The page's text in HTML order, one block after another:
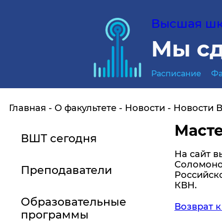
Высшая
Мы
Расписание
Главная О факультете Новости Новости
ВШТ сегодня
Преподаватели
Образовательные
программы
На сайт
КВН.
Возврат